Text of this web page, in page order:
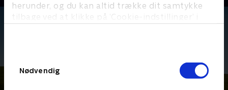
herunder, og du kan altid trække dit samtykke
tilbage ved at klikke på ’Cookie-indstillinger’ i
Nødvendig